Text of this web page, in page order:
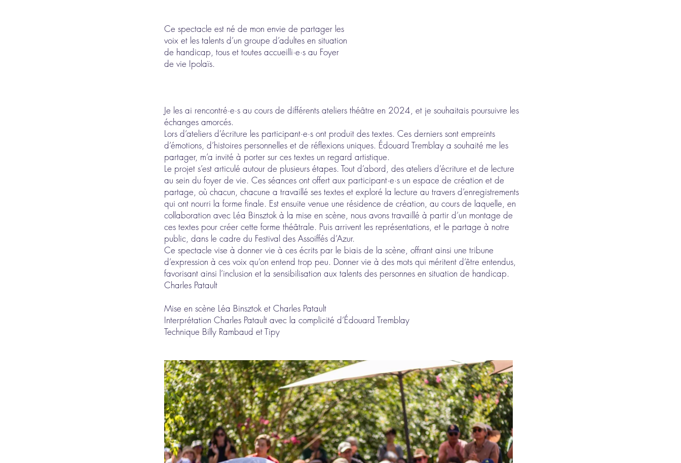
Ce spectacle est né de mon envie de partager les
voix et les talents d’un groupe d’adultes en situation
de handicap, tous et toutes accueilli·e·s au Foyer
de vie Ipolaïs.
Je les ai rencontré·e·s au cours de différents ateliers théâtre en 2024, et je souhaitais poursuivre les
échanges amorcés.
Lors d’ateliers d’écriture les participant·e·s ont produit des textes. Ces derniers sont empreints
d’émotions, d’histoires personnelles et de réflexions uniques. Édouard Tremblay a souhaité me les
partager, m’a invité à porter sur ces textes un regard artistique.
Le projet s’est articulé autour de plusieurs étapes. Tout d’abord, des ateliers d’écriture et de lecture
au sein du foyer de vie. Ces séances ont offert aux participant·e·s un espace de création et de
partage, où chacun, chacune a travaillé ses textes et exploré la lecture au travers d’enregistrements
qui ont nourri la forme finale. Est ensuite venue une résidence de création, au cours de laquelle, en
collaboration avec Léa Binsztok à la mise en scène, nous avons travaillé à partir d’un montage de
ces textes pour créer cette forme théâtrale. Puis arrivent les représentations, et le partage à notre
public, dans le cadre du Festival des Assoiffés d’Azur.
Ce spectacle vise à donner vie à ces écrits par le biais de la scène, offrant ainsi une tribune
d’expression à ces voix qu’on entend trop peu. Donner vie à des mots qui méritent d’être entendus,
favorisant ainsi l’inclusion et la sensibilisation aux talents des personnes en situation de handicap.
Charles Patault
Mise en scène Léa Binsztok et Charles Patault
Interprétation Charles Patault avec la complicité d’Édouard Tremblay
Technique Billy Rambaud et Tipy